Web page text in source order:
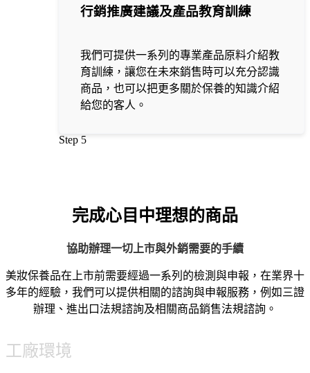
行銷推廣建議及產品教育訓練
我們可提供一系列的專業產品原料介紹教
育訓練，讓您在未來銷售時可以充分認識
商品，也可以把更多關於保養的知識介紹
給您的客人。
Step 5
完成心目中理想的商品
協助辦理一切上市與外銷需要的手續
美妝保養品在上市前需要經過一系列的檢測與申報，在業界十
多年的經驗，我們可以提供相關的諮詢與申報服務，例如三證
辦理、進出口法規諮詢及相關商品銷售法規諮詢。
工廠環境